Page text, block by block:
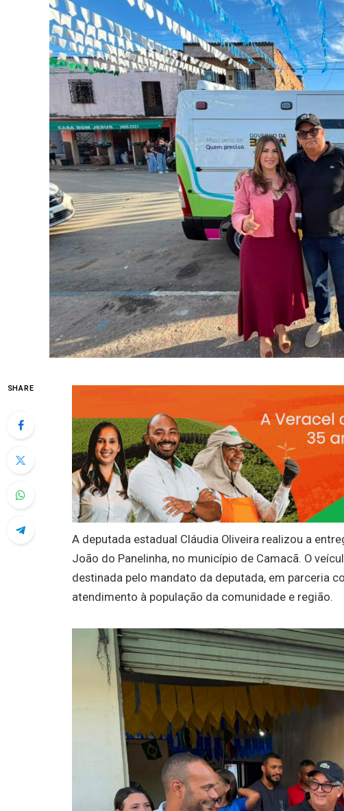
SHARE
A deputada estadual Cláudia Oliveira realizou a
João do Panelinha, no município de Camacã. O
destinada pelo mandato da deputada, em parceria
atendimento à população da comunidade e região.